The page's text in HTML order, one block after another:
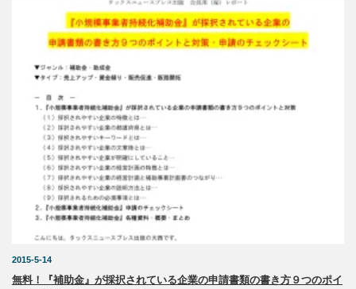
2015-5-14
無料！『補助金』が採択されている企業の申請書類の書き方９つのポイ